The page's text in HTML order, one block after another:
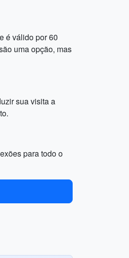
é válido por 60
uma opção, mas
sua visita a
para todo o